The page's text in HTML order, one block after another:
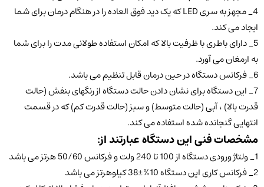
4_ مجهز به سری LED که یک دید فوق العاده را در هنگام درمان برای شما
ایجاد می کند.
5_ دارای باطری با ظرفیت بالا که امکان استفاده طولانی مدت را برای شما
به ارمغان می آورد.
6_ فرکانس دستگاه در حین درمان قابل تنظیم می باشد.
7_ این دستگاه برای نشان دادن حالت دستگاه از رنگهای بنفش (حالت
قدرت بالا) ، آبی (حالت متوسط) و سبز (حالت قدرت کم) که در قسمت
انتهایی گنجانده شده استفاده می کند.
مشخصات فنی این دستگاه عبارتند از:
1_ ولتاژ ورودی دستگاه از 100 تا 240 ولت و فرکانس 50/60 هرتز می باشد
2_ فرکانس کاری این دستگاه 10%±38 کیلوهرتز می باشد